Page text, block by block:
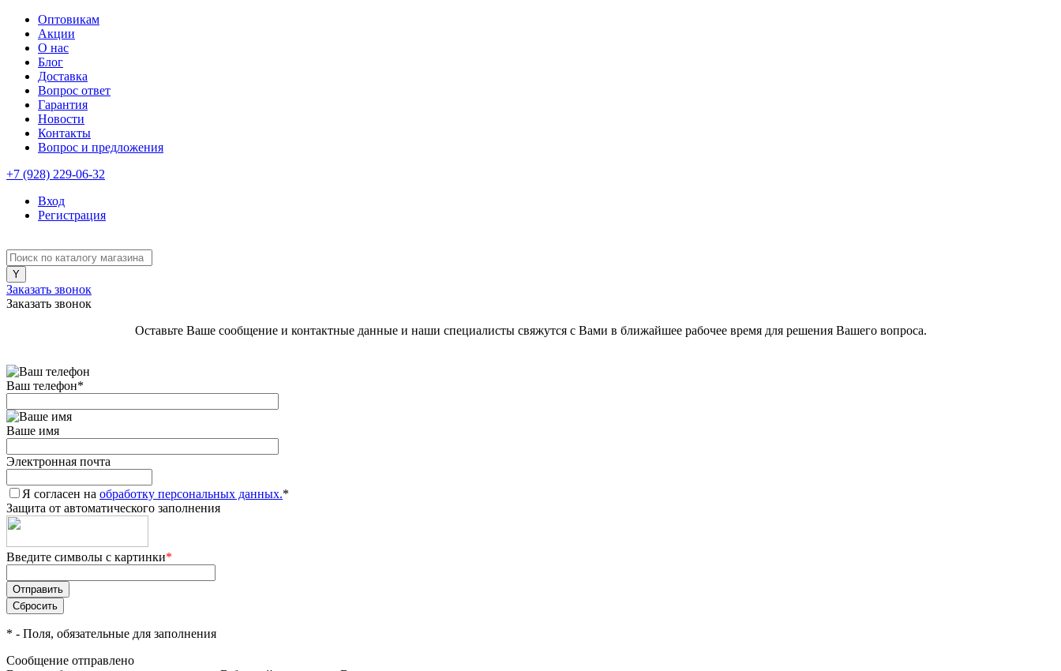
Оптовикам
Акции
О нас
Блог
Доставка
Вопрос ответ
Гарантия
Новости
Контакты
Вопрос и предложения
+7 (928) 229-06-32
Вход
Регистрация
Заказать звонок
Заказать звонок
Оставьте Ваше сообщение и контактные данные и наши специалисты свяжутся с Вами в ближайшее рабочее время для решения Вашего вопроса.
Ваш телефон*
Ваше имя
Электронная почта
Я согласен на обработку персональных данных.*
Защита от автоматического заполнения
Введите символы с картинки*
* - Поля, обязательные для заполнения
Сообщение отправлено